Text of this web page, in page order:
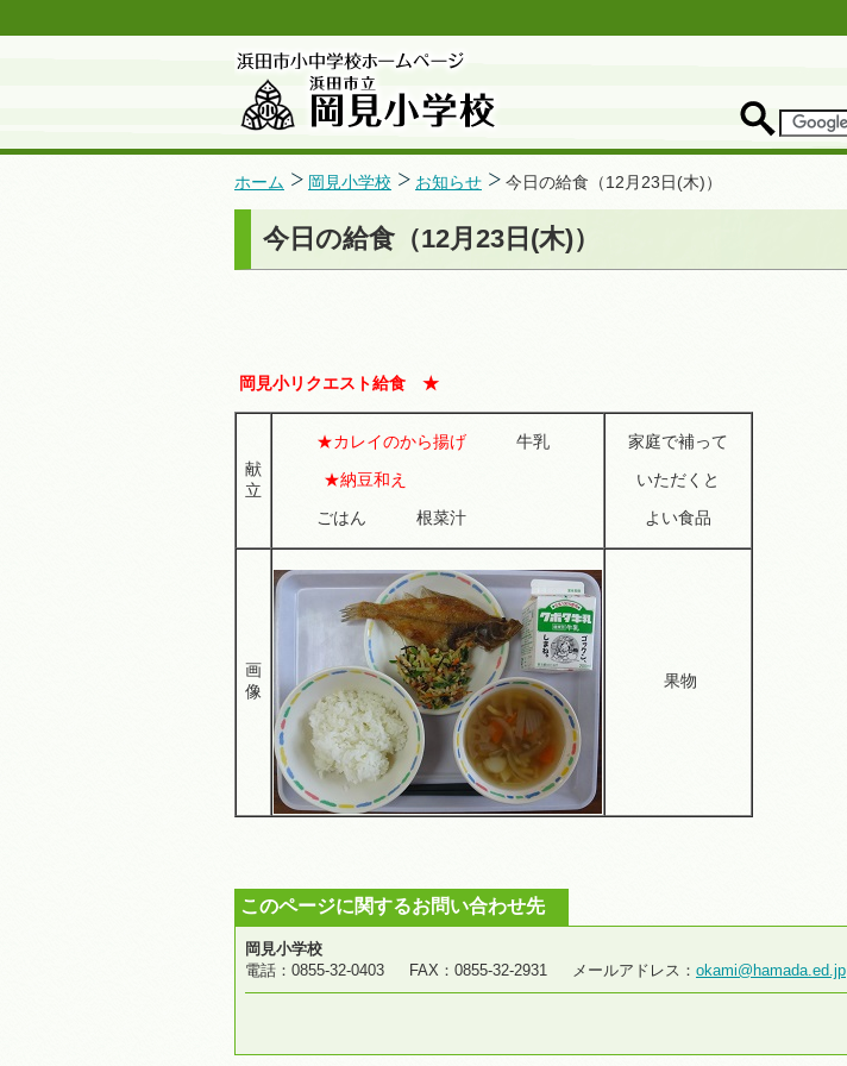
ホーム 岡見小学校 お知らせ 今日の給食（12月23日(木)）
今日の給食（12月23日(木)）
岡見小リクエスト給食 ★
献
立
★カレイのから揚げ 牛乳
★納豆和え
ごはん 根菜汁
家庭で補って
いただくと
よい食品
画
像
果物
このページに関するお問い合わせ先
岡見小学校
電話：0855-32-0403 FAX：0855-32-2931 メールアドレス： okami@hamada.ed.jp